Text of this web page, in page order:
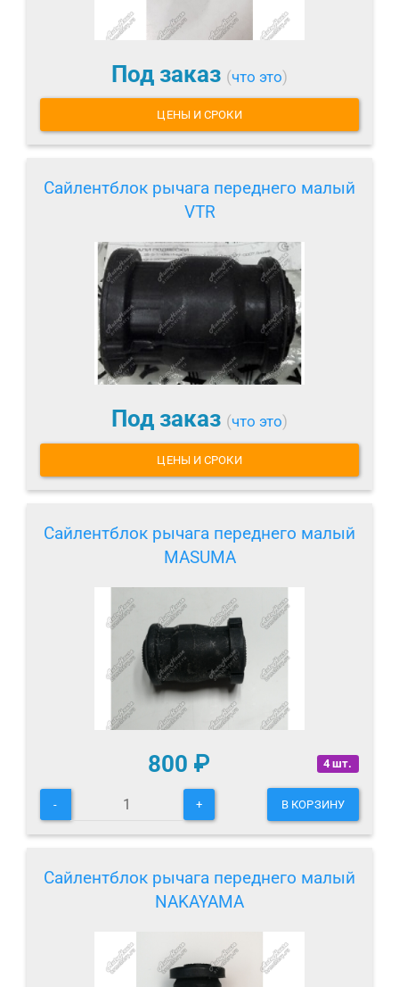
Под заказ (что это)
ЦЕНЫ И СРОКИ
Сайлентблок рычага переднего малый
VTR
Под заказ (что это)
ЦЕНЫ И СРОКИ
Сайлентблок рычага переднего малый
MASUMA
4 шт.
800 ₽
- + В КОРЗИНУ
Сайлентблок рычага переднего малый
NAKAYAMA